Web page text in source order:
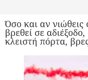
Όσο και αν νιώθεις
βρεθεί σε
κλειστή πόρτα,